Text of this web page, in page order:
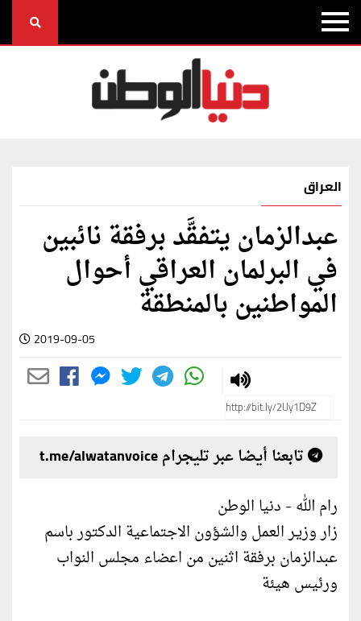
العراق
عبدالزمان يتفقَّد برفقة نائبين
في البرلمان العراقي أحوال
المواطنين بالمنطقة
2019-09-05
تابعنا أيضا عبر تليجرام t.me/alwatanvoice
رام الله - دنيا الوطن
زار وزيـر العمل والشؤون الاجتماعية الدكتور باسم
عبدالزمان برفقة اثنين من اعضاء مجلس النواب
ورئيس هيئة